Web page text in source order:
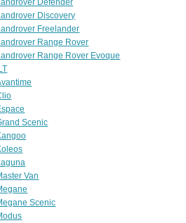
Discovery
Freelander
Range Rover
Range Rover Evoque
Scenic
Van
Scenic